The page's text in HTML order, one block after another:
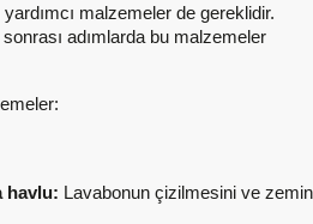
malzemeler de gereklidir.
adımlarda bu malzemeler
havlu: Lavabonun çizilmesini ve